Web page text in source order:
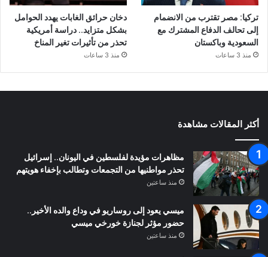
تركيا: مصر تقترب من الانضمام
إلى تحالف الدفاع المشترك مع
السعودية وباكستان
منذ 3 ساعات
دخان حرائق الغابات يهدد الحوامل
بشكل متزايد.. دراسة أمريكية
تحذر من تأثيرات تغير المناخ
منذ 3 ساعات
أكثر المقالات مشاهدة
مظاهرات مؤيدة لفلسطين في اليونان.. إسرائيل
تحذر مواطنيها من التجمعات وتطالب بإخفاء هويتهم
منذ ساعتين
ميسي يعود إلى روساريو في وداع والده الأخير..
حضور مؤثر لجنازة خورخي ميسي
منذ ساعتين